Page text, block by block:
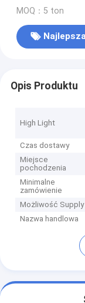
MOQ：5 ton
Opis Produktu
High Light
Czas dostawy
Miejsce
pochodzenia
Minimalne
zamówienie
Możliwość Supply
Nazwa handlowa